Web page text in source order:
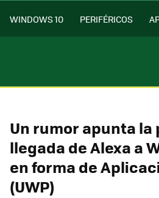
WINDOWS 10 PERIFÉRICOS
Un rumor apunta la
llegada de Alexa a
en forma de
(UWP)